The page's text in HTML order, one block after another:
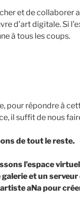
et de collaborer
d’art digitale. Si
à tous les coups.
pour répondre à
il suffit de nous
de tout le reste.
l’espace
et un
aNa pour